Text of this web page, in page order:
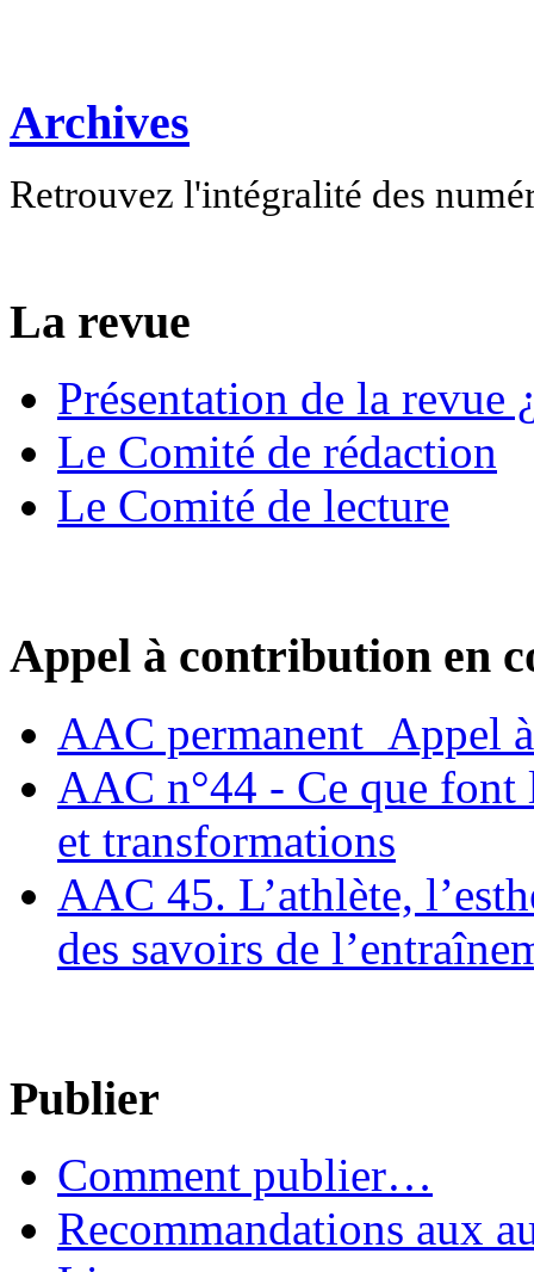
Archives
Retrouvez l'intégralité des
La revue
Présentation de la revue
Le Comité de rédaction
Le Comité de lecture
Appel à contribution en
AAC permanent_Appel
AAC n°44 - Ce que font
et transformations
AAC 45. L’athlète,
des savoirs de
Publier
Comment publier…
Recommandations aux